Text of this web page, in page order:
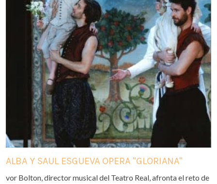
ALBA Y SAUL ESGUEVA OPERA "GLORIANA"
vor Bolton, director musical del Teatro Real, afronta el reto de